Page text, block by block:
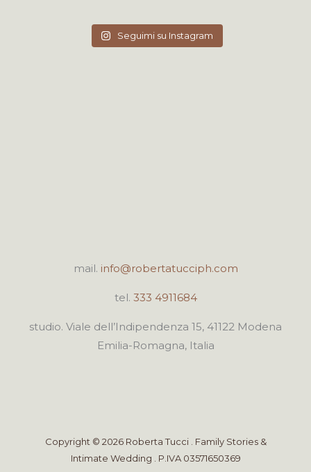
Seguimi su Instagram
mail. info@robertatucciph.com
tel. 333 4911684
studio. Viale dell’Indipendenza 15, 41122 Modena
Emilia-Romagna, Italia
Copyright © 2026 Roberta Tucci . Family Stories &
Intimate Wedding . P.IVA 03571650369